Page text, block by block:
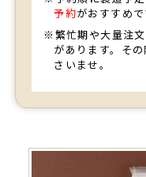
味も美味しかっ
先様も大変喜んでくれま
ご購入頂いた商品：創
ージ入れ小バウムクー
予約がおすすめで
※繁忙期や大量注
があります。そ
さいませ。